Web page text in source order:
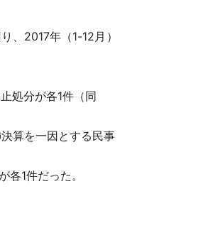
、2017年（1-12月）
処分が各1件（同
算を一因とする民事
1件だった。